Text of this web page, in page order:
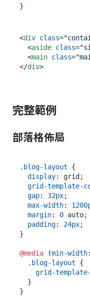
<div class=
<aside class=
<main class=
</div>
完整範例
部落格佈局
.blog-layout {
display: grid;
grid-template-
gap: 32px;
max-width:
margin: 0 auto;
padding: 24px;
}
@media (min-width
.blog-layout {
grid-template-
}